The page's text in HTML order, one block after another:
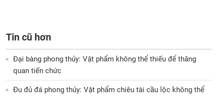
Tin cũ hơn
Đại bàng phong thủy: Vật phẩm không thể thiếu để thăng
quan tiến chức
Đu đủ đá phong thủy: Vật phẩm chiêu tài cầu lộc không thể